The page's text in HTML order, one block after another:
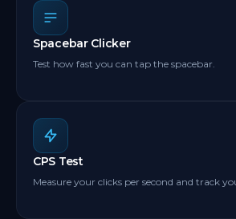
Spacebar Clicker
Test how fast you can tap the spacebar.
CPS Test
Measure your clicks per second and track